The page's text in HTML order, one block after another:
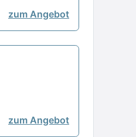
zum Angebot
zum Angebot